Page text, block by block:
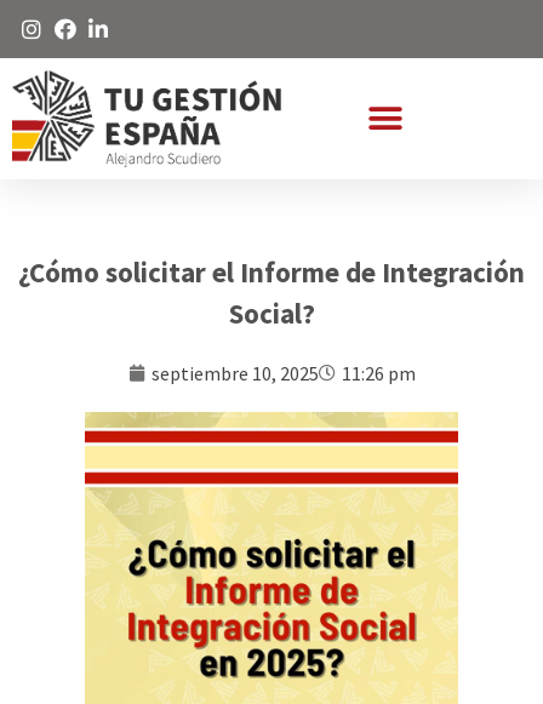
¿Cómo solicitar el Informe de Integración
Social?
septiembre 10, 2025 11:26 pm